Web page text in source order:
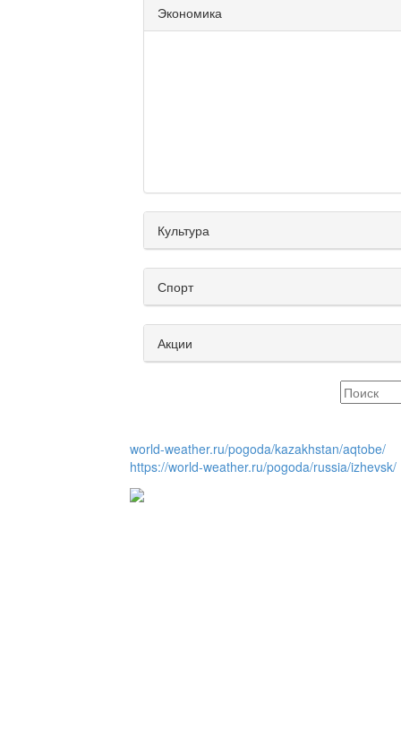
Экономика
Культура
Спорт
Акции
world-weather.ru/pogoda/kazakhstan/aqtobe/
https://world-weather.ru/pogoda/russia/izhevsk/